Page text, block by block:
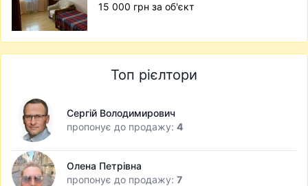
15 000 грн за об'єкт
Топ рієлтори
Сергій Володимирович
пропонує до продажу: 4
Олена Петрівна
пропонує до продажу: 7